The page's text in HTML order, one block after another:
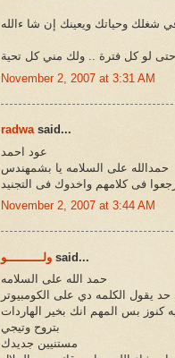
لو كل فترة .. ولك مني كل تحية
November 2, 2007 at 3:31 AM
radwasaid...
عود احمد
حمدالله على السلامه يا بشمهندس
November 2, 2007 at 3:44 AM
ولــــــــــو said...
حمد الله على السلامه
يقول الكلمه دي على الكومبيوتر
كنوز بس المهم انك بخير الهاردات
بتروح وتيجي
مستنيين جديدك